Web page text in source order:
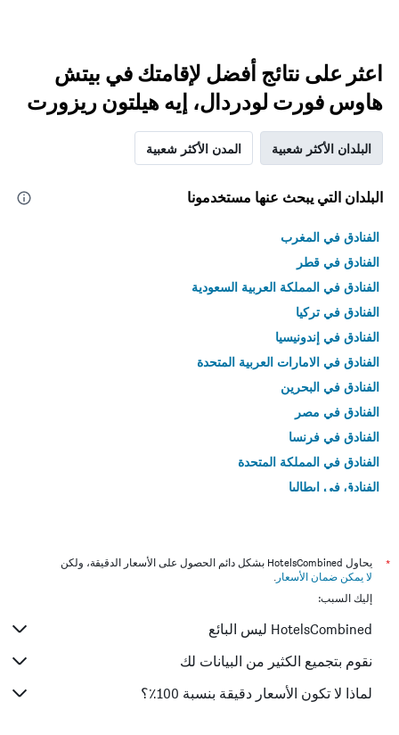
اعثر على نتائج أفضل لإقامتك في بيتش
هاوس فورت لودردال، إيه هيلتون ريزورت
البلدان الأكثر شعبية المدن الأكثر شعبية
البلدان التي يبحث عنها مستخدمونا
الفنادق في المغرب
الفنادق في قطر
الفنادق في المملكة العربية السعودية
الفنادق في تركيا
الفنادق في إندونيسيا
الفنادق في الامارات العربية المتحدة
الفنادق في البحرين
الفنادق في مصر
الفنادق في فرنسا
الفنادق في المملكة المتحدة
الفنادق في إيطاليا
*
يحاول HotelsCombined بشكل دائم الحصول على الأسعار الدقيقة، ولكن
لا يمكن ضمان الأسعار .
إليك السبب:
HotelsCombined ليس البائع
نقوم بتجميع الكثير من البيانات لك
لماذا لا تكون الأسعار دقيقة بنسبة 100٪؟